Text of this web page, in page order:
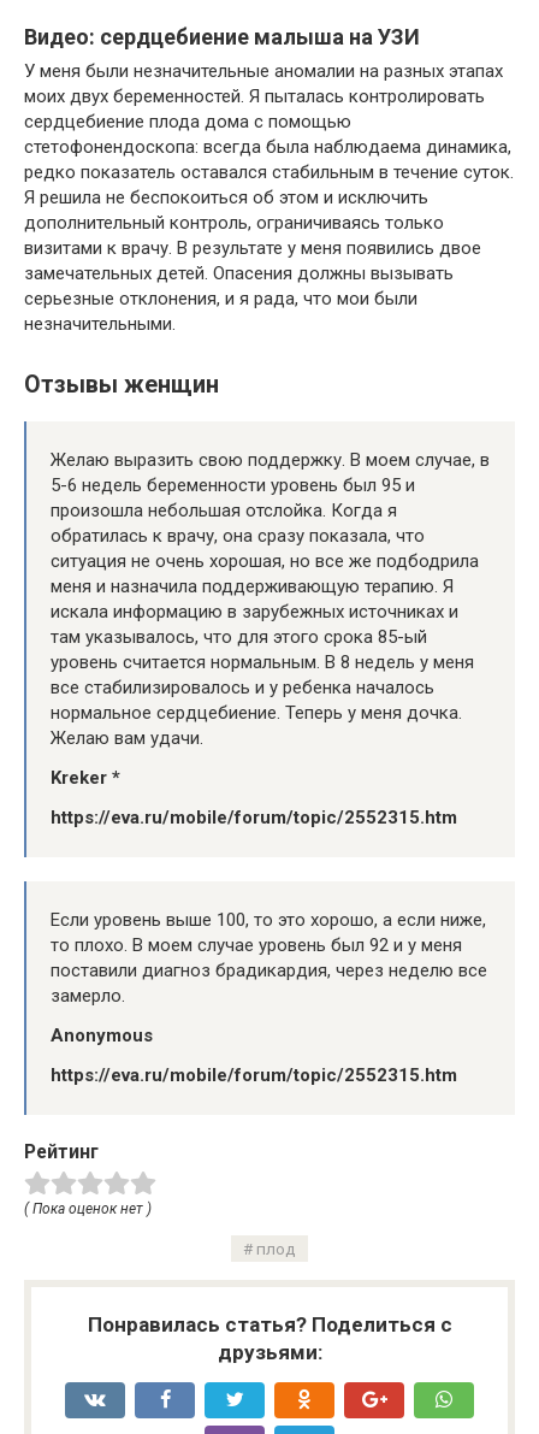
Видео: сердцебиение малыша на УЗИ
У меня были незначительные аномалии на разных этапах
моих двух беременностей. Я пыталась контролировать
сердцебиение плода дома с помощью
стетофонендоскопа: всегда была наблюдаема динамика,
редко показатель оставался стабильным в течение суток.
Я решила не беспокоиться об этом и исключить
дополнительный контроль, ограничиваясь только
визитами к врачу. В результате у меня появились двое
замечательных детей. Опасения должны вызывать
серьезные отклонения, и я рада, что мои были
незначительными.
Отзывы женщин
Желаю выразить свою поддержку. В моем случае, в
5-6 недель беременности уровень был 95 и
произошла небольшая отслойка. Когда я
обратилась к врачу, она сразу показала, что
ситуация не очень хорошая, но все же подбодрила
меня и назначила поддерживающую терапию. Я
искала информацию в зарубежных источниках и
там указывалось, что для этого срока 85-ый
уровень считается нормальным. В 8 недель у меня
все стабилизировалось и у ребенка началось
нормальное сердцебиение. Теперь у меня дочка.
Желаю вам удачи.
Kreker *
https://eva.ru/mobile/forum/topic/2552315.htm
Если уровень выше 100, то это хорошо, а если ниже,
то плохо. В моем случае уровень был 92 и у меня
поставили диагноз брадикардия, через неделю все
замерло.
Anonymous
https://eva.ru/mobile/forum/topic/2552315.htm
Рейтинг
( Пока оценок нет )
плод
Понравилась статья? Поделиться с
друзьями: